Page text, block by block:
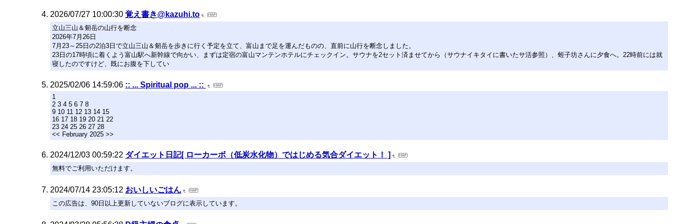
2026/07/27 10:00:30 覚え書き@kazuhi.to
立山三山＆剱岳の山行を断念
2026年7月26日
7月23～25日の2泊3日で立山三山＆剱岳を歩きに行く予定を立て、富山まで足を運んだものの、直前に山行を断念しました。
23日の17時頃に着くよう富山駅へ新幹線で向かい、まずは定宿の富山マンテンホテルにチェックイン。サウナを2セット済ませてから（サウナイキタイに書いたサ活参照）、蛭子坊さんに夕食へ。22時前には就
寝したのですけど、既にお腹を下してい
2025/02/06 14:59:06 :: ... Spiritual pop ... ::
1
2 3 4 5 6 7 8
9 10 11 12 13 14 15
16 17 18 19 20 21 22
23 24 25 26 27 28
<< February 2025 >>
2024/12/03 00:59:22 ダイエット日記[ ローカーボ（低炭水化物）ではじめる気合ダイエット！ ]
無料でご利用いただけます。
2024/07/14 23:05:12 おいしいごはん
この広告は、90日以上更新していないブログに表示しています。